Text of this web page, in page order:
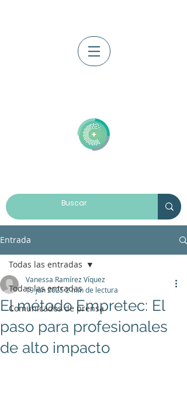
Entrada
Todas las entradas
Comunicados de prensa
Todas las entradas
El método Empretec: El
paso para profesionales
de alto impacto
Vanessa Ramírez Víquez
19 jun 20252 min de lectura